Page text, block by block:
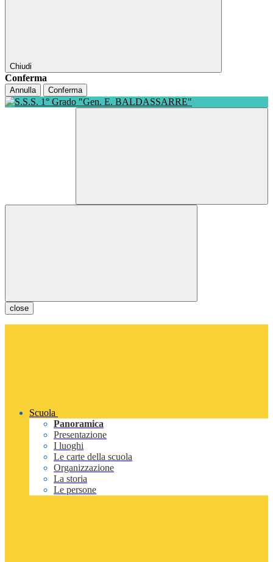
Chiudi
Conferma
Annulla Conferma
close
Scuola
Panoramica
Presentazione
I luoghi
Le carte della scuola
Organizzazione
La storia
Le persone